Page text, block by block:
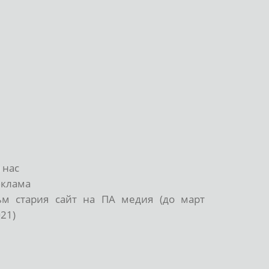
нас
стария сайт на ПА медия (до март